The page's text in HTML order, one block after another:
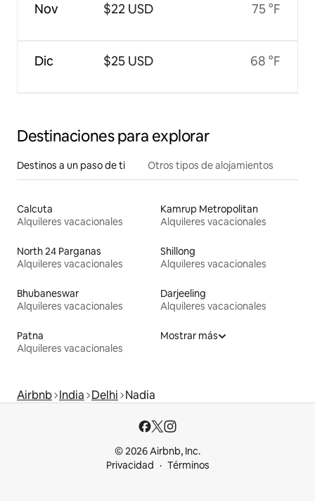
Nov
Dic
$22 USD
$25 USD
75 °F
68 °F
Destinaciones para explorar
Destinos a un paso de ti Otros tipos de alojamientos
Calcuta
Alquileres vacacionales
Kamrup Metropolitan
Alquileres vacacionales
North 24 Parganas
Alquileres vacacionales
Shillong
Alquileres vacacionales
Bhubaneswar
Alquileres vacacionales
Darjeeling
Alquileres vacacionales
Patna
Alquileres vacacionales
Mostrar más
Airbnb India Delhi Nadia
© 2026 Airbnb, Inc.
Privacidad
Términos